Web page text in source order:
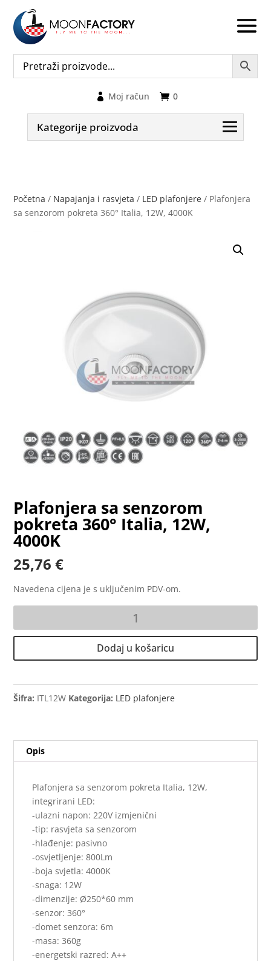
0
Moj račun
Kategorije proizvoda
Početna / Napajanja i rasvjeta / LED plafonjere / Plafonjera
sa senzorom pokreta 360° Italia, 12W, 4000K
Plafonjera sa senzorom
pokreta 360° Italia, 12W,
4000K
25,76€
Navedena cijena je s uključenim PDV-om.
senzorom
Italia,
12W,
Dodaj u košaricu
Šifra: ITL12W Kategorija: LED plafonjere
Opis
Plafonjera sa senzorom pokreta Italia, 12W,
integrirani LED:
-ulazni napon: 220V izmjenični
-tip: rasvjeta sa senzorom
-hlađenje: pasivno
-osvjetljenje: 800Lm
-boja svjetla: 4000K
-snaga: 12W
-dimenzije: Ø250*60 mm
-senzor: 360°
-domet senzora: 6m
-masa: 360g
-energetski razred: A++